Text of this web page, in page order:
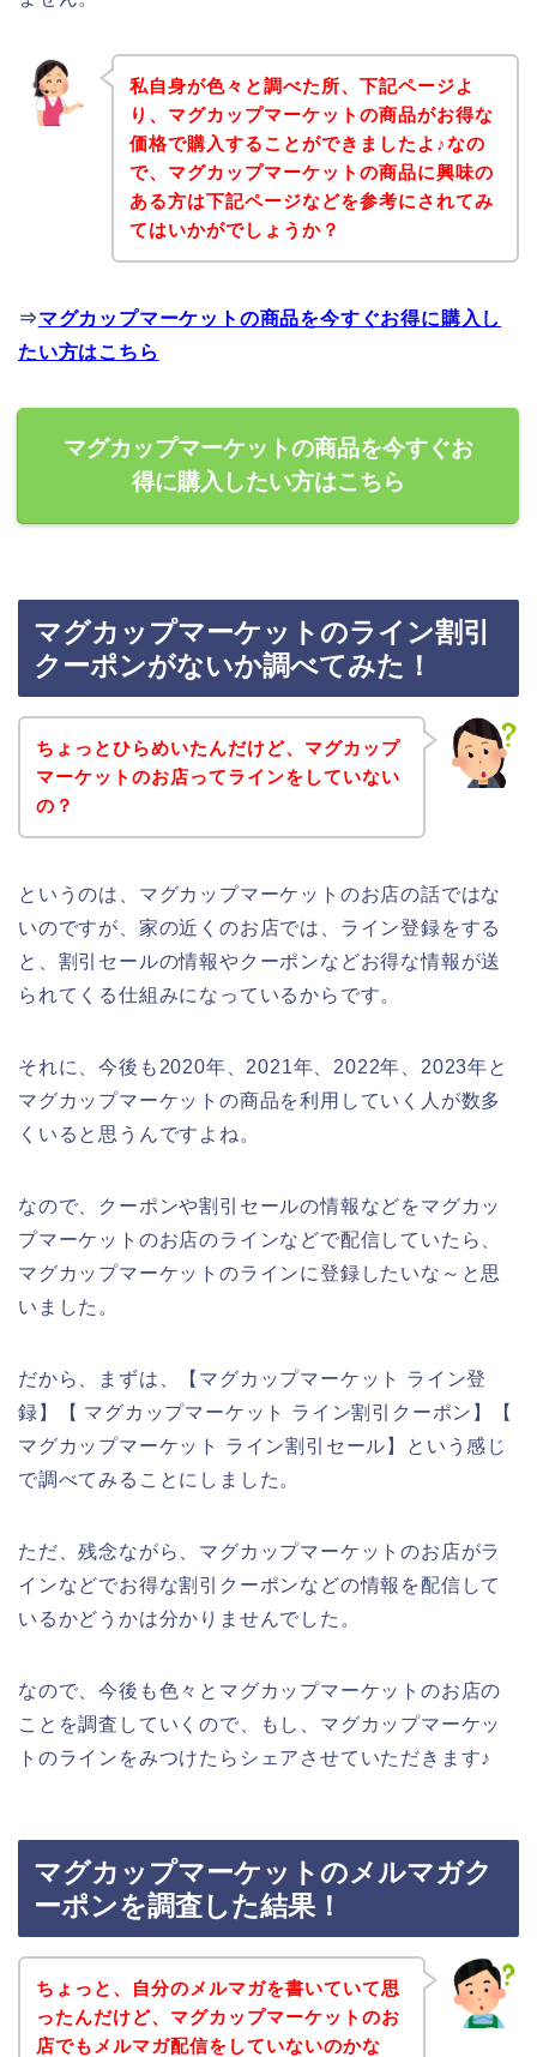
私自身が色々と調べた所、下記ページよ
り、マグカップマーケットの商品がお得な
価格で購入することができましたよ♪なの
で、マグカップマーケットの商品に興味の
ある方は下記ページなどを参考にされてみ
てはいかがでしょうか？
⇒マグカップマーケットの商品を今すぐお得に購入し
たい方はこちら
マグカップマーケットの商品を今すぐお
得に購入したい方はこちら
マグカップマーケットのライン割引
クーポンがないか調べてみた！
ちょっとひらめいたんだけど、マグカップ
マーケットのお店ってラインをしていない
の？
というのは、マグカップマーケットのお店の話ではな
いのですが、家の近くのお店では、ライン登録をする
と、割引セールの情報やクーポンなどお得な情報が送
られてくる仕組みになっているからです。
それに、今後も2020年、2021年、2022年、2023年と
マグカップマーケットの商品を利用していく人が数多
くいると思うんですよね。
なので、クーポンや割引セールの情報などをマグカッ
プマーケットのお店のラインなどで配信していたら、
マグカップマーケットのラインに登録したいな～と思
いました。
だから、まずは、【マグカップマーケット ライン登
録】【 マグカップマーケット ライン割引クーポン】【
マグカップマーケット ライン割引セール】という感じ
で調べてみることにしました。
ただ、残念ながら、マグカップマーケットのお店がラ
インなどでお得な割引クーポンなどの情報を配信して
いるかどうかは分かりませんでした。
なので、今後も色々とマグカップマーケットのお店の
ことを調査していくので、もし、マグカップマーケッ
トのラインをみつけたらシェアさせていただきます♪
マグカップマーケットのメルマガク
ーポンを調査した結果！
ちょっと、自分のメルマガを書いていて思
ったんだけど、マグカップマーケットのお
店でもメルマガ配信をしていないのかな